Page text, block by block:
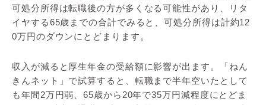
可処分所得は転職後の方が多くなる可能性があり、リタ
イヤする65歳までの合計でみると、可処分所得は計約12
0万円のダウンにとどまります。
収入が減ると厚生年金の受給額に影響が出ます。「ねん
きんネット」で試算すると、転職まで半年空いたとして
も年間2万円弱、65歳から20年で35万円減程度にとどま